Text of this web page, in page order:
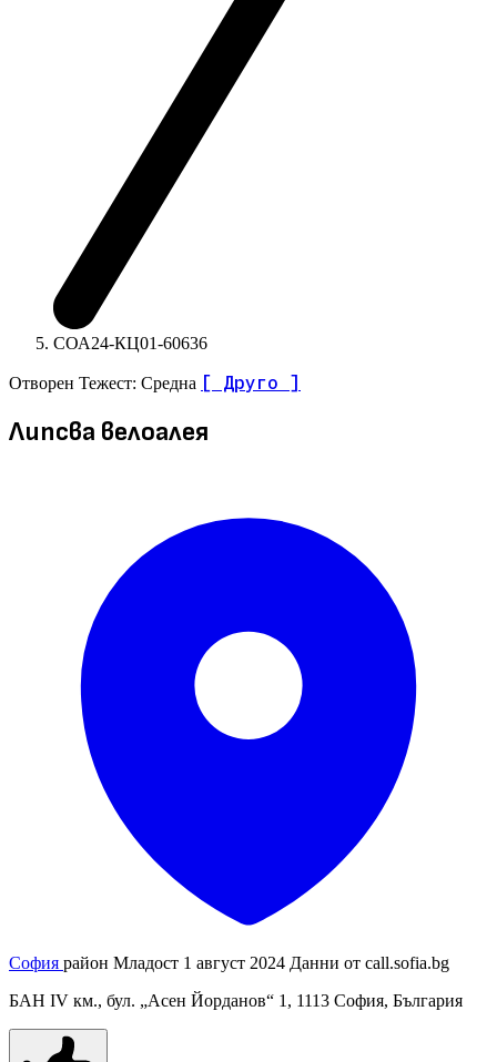
СОА24-КЦ01-60636
Отворен Тежест: Средна [ Друго ]
Липсва велоалея
София район Младост 1 август 2024 Данни от call.sofia.bg
БАН IV км., бул. „Асен Йорданов“ 1, 1113 София, България